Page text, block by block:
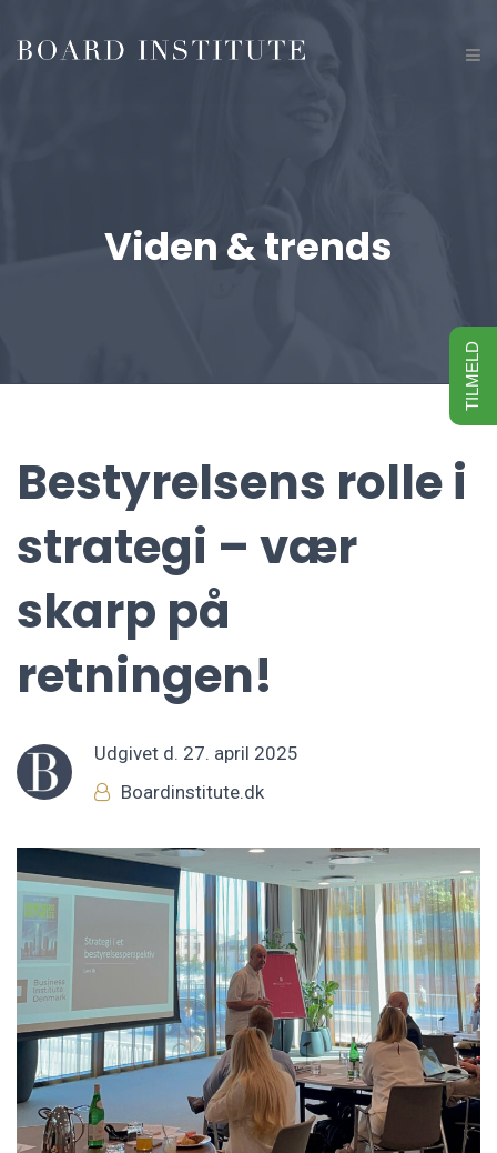
Viden & trends
Bestyrelsens rolle i
strategi – vær
skarp på
retningen!
Udgivet d. 27. april 2025
Boardinstitute.dk
TILMELD